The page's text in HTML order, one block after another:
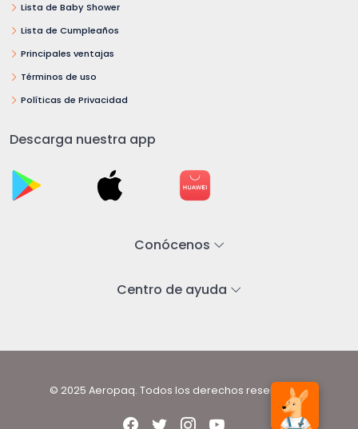
Lista de Baby Shower
Lista de Cumpleaños
Principales ventajas
Términos de uso
Políticas de Privacidad
Descarga nuestra app
Conócenos
Centro de ayuda
© 2025 Aeropaq. Todos los derechos reservados.